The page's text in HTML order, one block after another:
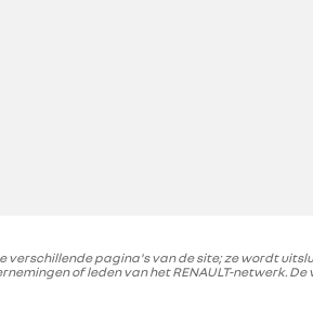
pagina's van de site; ze wordt
of leden van het RENAULT-netwerk. De